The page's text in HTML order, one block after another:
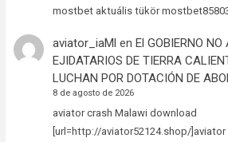
mostbet aktuális tükör
aviator_iaMl en El GOBIERNO NO
EJIDATARIOS DE TIERRA
LUCHAN POR DOTACIÓN DE
8 de agosto de 2026
aviator crash Malawi download
[url=http://aviator52124.shop/]aviator